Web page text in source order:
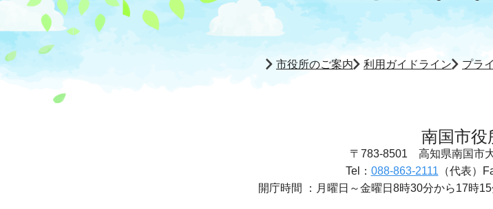
市役所のご案内 利用ガイドライン プラ
南国市役
〒783-8501 高知県南国市
Tel： 088-863-2111 （代表）
開庁時間 ： 月曜日～金曜日8時30分から17時15